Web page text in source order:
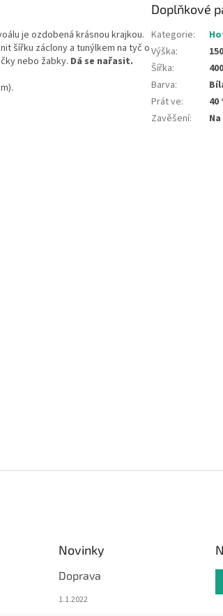
je ozdobená krásnou krajkou.
šířku záclony a tunýlkem na tyč o
nebo žabky. Dá se nařasit.
Doplňkové
Kategorie:
Výška:
Šířka:
Barva:
Prát ve:
40
Zavěšení:
Novinky
Doprava
1.1.2022